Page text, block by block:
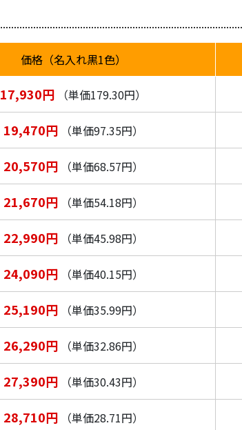
価格（名入れ黒1色）
17,930円 （単価179.30円）
19,470円（単価97.35円）
20,570円（単価68.57円）
21,670円（単価54.18円）
22,990円（単価45.98円）
24,090円（単価40.15円）
25,190円（単価35.99円）
26,290円（単価32.86円）
27,390円（単価30.43円）
28,710円（単価28.71円）